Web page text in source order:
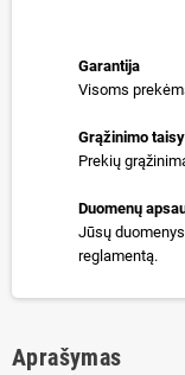
Garantija
Visoms
Grąžinimo
Prekių
Duomenų
Jūsų
reglamentą.
Aprašymas